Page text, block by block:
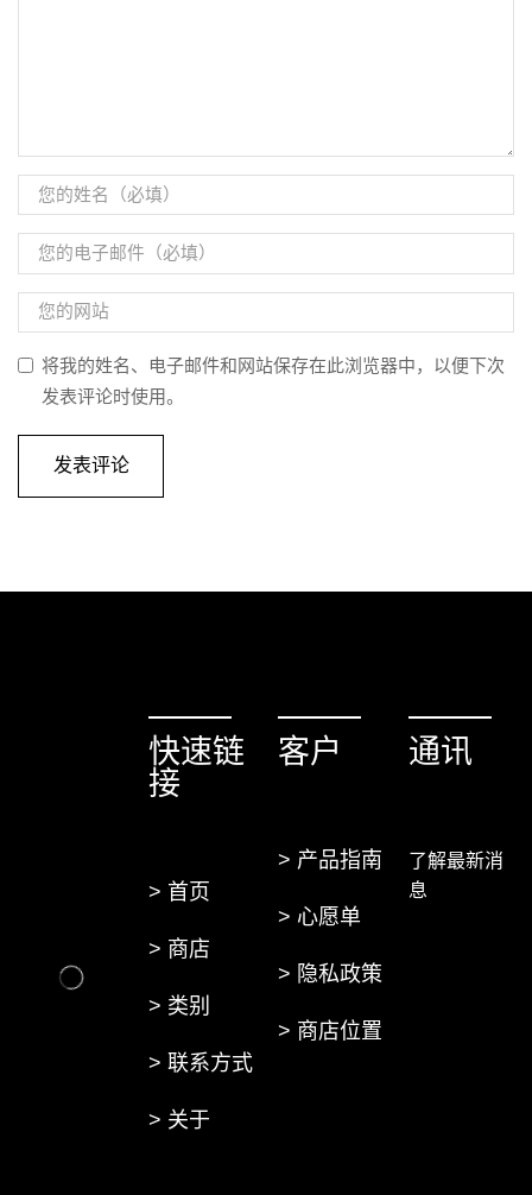
将我的姓名、电子邮件和网站保存在此浏览器中，以便下次
发表评论时使用。
快速链
接
> 首页
> 商店
> 类别
> 联系方式
> 关于
客户
> 产品指南
> 心愿单
> 隐私政策
> 商店位置
通讯
了解最新消
息